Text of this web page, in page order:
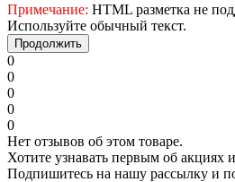
Примечание: HTML разметка не
Используйте обычный текст.
Продолжить
0
0
0
0
0
Нет отзывов об этом товаре.
Хотите узнавать первым об акциях
Подпишитесь на нашу рассылку и